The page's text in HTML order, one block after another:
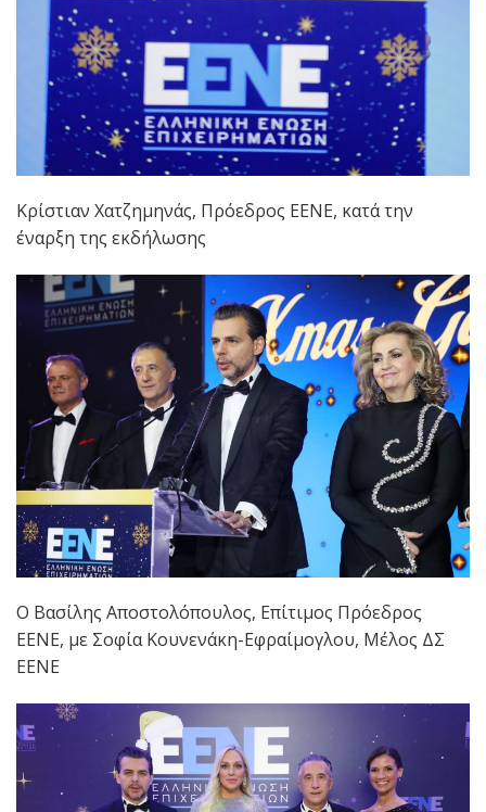
Κρίστιαν Χατζημηνάς, Πρόεδρος ΕΕΝΕ, κατά την
έναρξη της εκδήλωσης
Ο Βασίλης Αποστολόπουλος, Επίτιμος Πρόεδρος
ΕΕΝΕ, με Σοφία Κουνενάκη-Εφραίμογλου, Μέλος ΔΣ
ΕΕΝΕ